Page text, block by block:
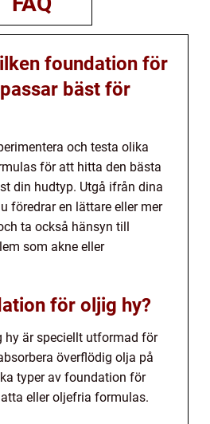
foundation för
bäst för
och testa olika
för att hitta den bästa
din hudtyp. Utgå ifrån dina
föredrar en lättare eller mer
ta också hänsyn till
som akne eller
för oljig hy?
hy är speciellt utformad för
överflödig olja på
typer av foundation för
eller oljefria formulas.